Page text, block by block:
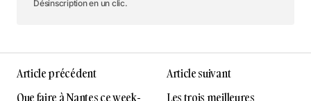
Désinscription en un clic.
Article précédent
Que faire à Nantes ce week-
Article suivant
Les trois meilleures